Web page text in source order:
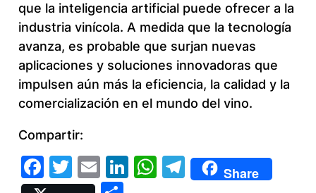
que la inteligencia artificial puede ofrecer a la
industria vinícola. A medida que la tecnología
avanza, es probable que surjan nuevas
aplicaciones y soluciones innovadoras que
impulsen aún más la eficiencia, la calidad y la
comercialización en el mundo del vino.
Compartir:
Facebook
Twitter
EmailLinkedIn
WhatsApp
Telegram
Share